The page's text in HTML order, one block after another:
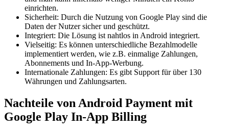
einrichten.
Sicherheit: Durch die Nutzung von Google Play sind die
Daten der Nutzer sicher und geschützt.
Integriert: Die Lösung ist nahtlos in Android integriert.
Vielseitig: Es können unterschiedliche Bezahlmodelle
implementiert werden, wie z.B. einmalige Zahlungen,
Abonnements und In-App-Werbung.
Internationale Zahlungen: Es gibt Support für über 130
Währungen und Zahlungsarten.
Nachteile von Android Payment mit
Google Play In-App Billing